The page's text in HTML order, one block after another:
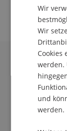
Keine Daten
Universität
Fürst-Franz-
9490 Vaduz
Liechtenstein
info@uni.li
Wir
Wir
Cookies
werden.
und
werden.